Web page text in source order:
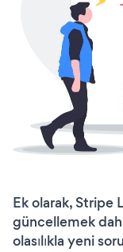
Ek olarak, Stripe
güncellemek
olasılıkla yeni